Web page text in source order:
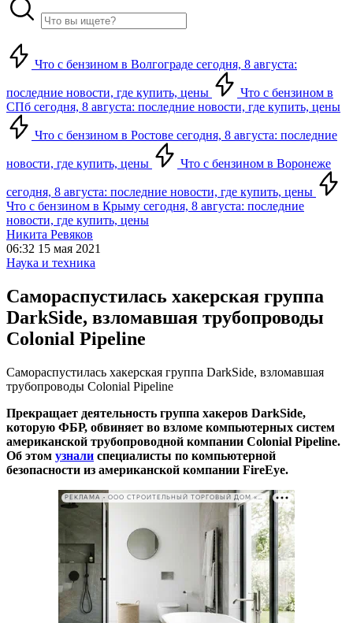
Что с бензином в Волгограде сегодня, 8 августа:
последние новости, где купить, цены
Что с бензином в
СПб сегодня, 8 августа: последние новости, где купить, цены
Что с бензином в Ростове сегодня, 8 августа: последние
новости, где купить, цены Что с бензином в Воронеже
сегодня, 8 августа: последние новости, где купить, цены
Что с бензином в Крыму сегодня, 8 августа: последние
новости, где купить, цены
Никита Ревяков
06:32 15 мая 2021
Наука и техника
Самораспустилась хакерская группа
DarkSide, взломавшая трубопроводы
Colonial Pipeline
Самораспустилась хакерская группа DarkSide, взломавшая
трубопроводы Colonial Pipeline
Прекращает деятельность группа хакеров DarkSide,
которую ФБР, обвиняет во взломе компьютерных систем
американской трубопроводной компании Colonial Pipeline.
Об этом узнали специалисты по компьютерной
безопасности из американской компании FireEye.
РЕКЛАМА • ООО СТРОИТЕЛЬНЫЙ ТОРГОВЫЙ ДОМ «ПЕТРОВИЧ». ИНН: 7802348846